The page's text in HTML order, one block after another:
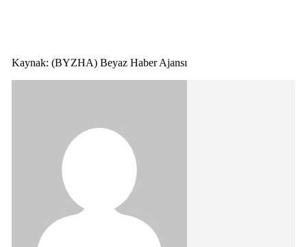
Kaynak: (BYZHA) Beyaz Haber Ajansı